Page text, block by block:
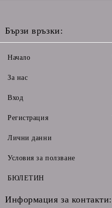
Бързи връзки:
Начало
За нас
Вход
Регистрация
Лични данни
Условия за ползване
БЮЛЕТИН
Информация за контакти: